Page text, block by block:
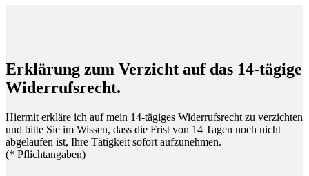
Erklärung zum Verzicht auf das 14-tägige
Widerrufsrecht.
Hiermit erkläre ich auf mein 14-tägiges Widerrufsrecht zu verzichten
und bitte Sie im Wissen, dass die Frist von 14 Tagen noch nicht
abgelaufen ist, Ihre Tätigkeit sofort aufzunehmen.
(* Pflichtangaben)